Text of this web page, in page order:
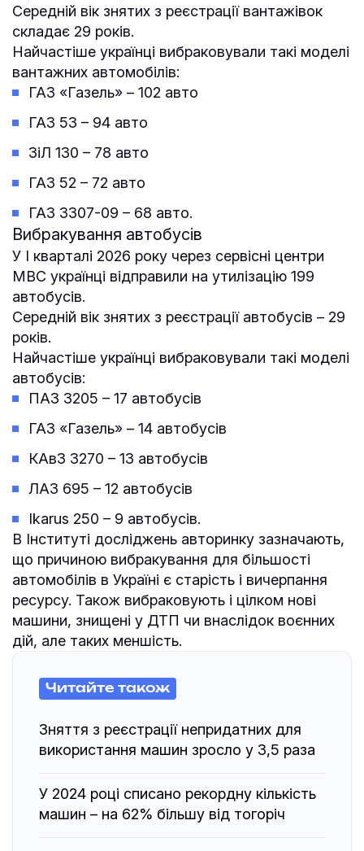
Середній вік знятих з реєстрації вантажівок
складає 29 років.
Найчастіше українці вибраковували такі моделі
вантажних автомобілів:
ГАЗ «Газель» – 102 авто
ГАЗ 53 – 94 авто
ЗіЛ 130 – 78 авто
ГАЗ 52 – 72 авто
ГАЗ 3307-09 – 68 авто.
Вибракування автобусів
У І кварталі 2026 року через сервісні центри
МВС українці відправили на утилізацію 199
автобусів.
Середній вік знятих з реєстрації автобусів – 29
років.
Найчастіше українці вибраковували такі моделі
автобусів:
ПАЗ 3205 – 17 автобусів
ГАЗ «Газель» – 14 автобусів
КАвЗ 3270 – 13 автобусів
ЛАЗ 695 – 12 автобусів
Ikarus 250 – 9 автобусів.
В Інституті досліджень авторинку зазначають,
що причиною вибракування для більшості
автомобілів в Україні є старість і вичерпання
ресурсу. Також вибраковують і цілком нові
машини, знищені у ДТП чи внаслідок воєнних
дій, але таких меншість.
Читайте також
Зняття з реєстрації непридатних для
використання машин зросло у 3,5 раза
У 2024 році списано рекордну кількість
машин – на 62% більшу від тогоріч